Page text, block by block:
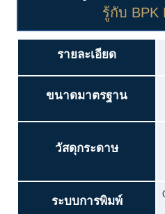
รู้กับ BPK
รายละเอียด
ขนาดมาตรฐาน
วัสดุกระดาษ
ระบบการพิมพ์